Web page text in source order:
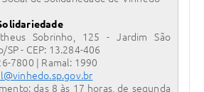
Sobrinho, 125 - Jardim São
SP - CEP: 13.284-406
7800 | Ramal: 1990
das 8 às 17 horas, de segunda